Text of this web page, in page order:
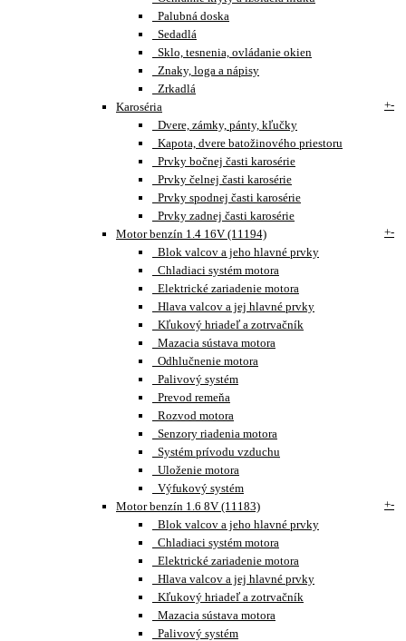
Palubná doska
Sedadlá
Sklo, tesnenia, ovládanie okien
Znaky, loga a nápisy
Zrkadlá
Karoséria
+-
Dvere, zámky, pánty, kľučky
Kapota, dvere batožinového priestoru
Prvky bočnej časti karosérie
Prvky čelnej časti karosérie
Prvky spodnej časti karosérie
Prvky zadnej časti karosérie
Motor benzín 1.4 16V (11194)
+-
Blok valcov a jeho hlavné prvky
Chladiaci systém motora
Elektrické zariadenie motora
Hlava valcov a jej hlavné prvky
Kľukový hriadeľ a zotrvačník
Mazacia sústava motora
Odhlučnenie motora
Palivový systém
Prevod remeňa
Rozvod motora
Senzory riadenia motora
Systém prívodu vzduchu
Uloženie motora
Výfukový systém
Motor benzín 1.6 8V (11183)
+-
Blok valcov a jeho hlavné prvky
Chladiaci systém motora
Elektrické zariadenie motora
Hlava valcov a jej hlavné prvky
Kľukový hriadeľ a zotrvačník
Mazacia sústava motora
Palivový systém